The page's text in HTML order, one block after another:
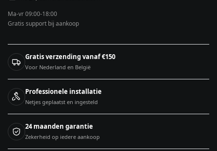
Ma-vr 09:00-18:00
Gratis support bij aankoop
Gratis verzending vanaf €150
Voor Nederland en België
Professionele installatie
Netjes geplaatst en ingesteld
24 maanden garantie
Zekerheid op iedere aankoop